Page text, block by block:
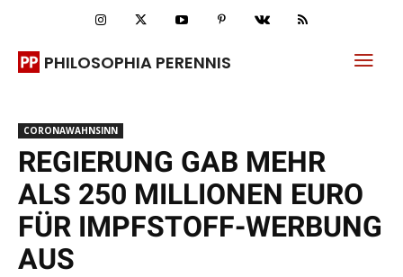
PHILOSOPHIA PERENNIS
CORONAWAHNSINN
REGIERUNG GAB MEHR
ALS 250 MILLIONEN EURO
FÜR IMPFSTOFF-WERBUNG
AUS